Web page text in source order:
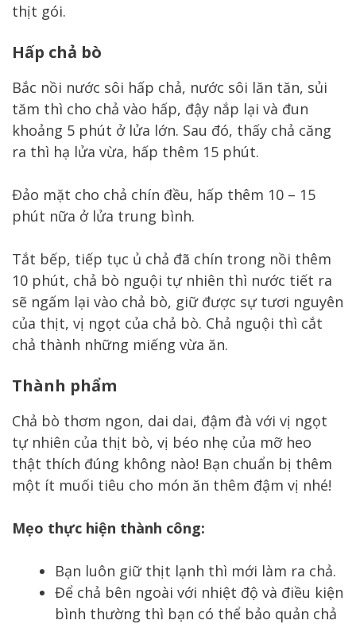
thịt gói.
Hấp chả bò
Bắc nồi nước sôi hấp chả, nước sôi lăn tăn, sủi
tăm thì cho chả vào hấp, đậy nắp lại và đun
khoảng 5 phút ở lửa lớn. Sau đó, thấy chả căng
ra thì hạ lửa vừa, hấp thêm 15 phút.
Đảo mặt cho chả chín đều, hấp thêm 10 – 15
phút nữa ở lửa trung bình.
Tắt bếp, tiếp tục ủ chả đã chín trong nồi thêm
10 phút, chả bò nguội tự nhiên thì nước tiết ra
sẽ ngấm lại vào chả bò, giữ được sự tươi nguyên
của thịt, vị ngọt của chả bò. Chả nguội thì cắt
chả thành những miếng vừa ăn.
Thành phẩm
Chả bò thơm ngon, dai dai, đậm đà với vị ngọt
tự nhiên của thịt bò, vị béo nhẹ của mỡ heo
thật thích đúng không nào! Bạn chuẩn bị thêm
một ít muối tiêu cho món ăn thêm đậm vị nhé!
Mẹo thực hiện thành công:
Bạn luôn giữ thịt lạnh thì mới làm ra chả.
Để chả bên ngoài với nhiệt độ và điều kiện
bình thường thì bạn có thể bảo quản chả